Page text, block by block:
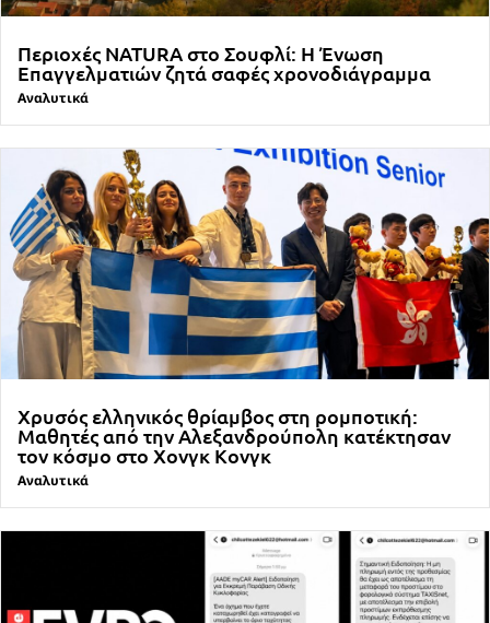
Περιοχές NATURA στο Σουφλί: Η Ένωση
Επαγγελματιών ζητά σαφές χρονοδιάγραμμα
Αναλυτικά
Χρυσός ελληνικός θρίαμβος στη ρομποτική:
Μαθητές από την Αλεξανδρούπολη κατέκτησαν
τον κόσμο στο Χονγκ Κονγκ
Αναλυτικά